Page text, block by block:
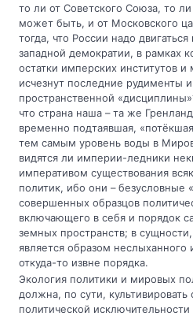
то ли от Советского Союза, то
может быть, и от Московского
тогда, что России надо
западной демократии, в рамках
остатки имперских институтов
исчезнут последние рудименты
пространственной
что страна наша – та же
временно подтаявшая,
тем самым уровень воды в
видятся ли империи-ледники
императивом существования
политик, ибо они – безусловные
совершенных образцов
включающего в себя и порядок
земных пространств; в
является образом
откуда-то извне порядка.
Экология политики и мировых
должна, по сути,
политической исключительности